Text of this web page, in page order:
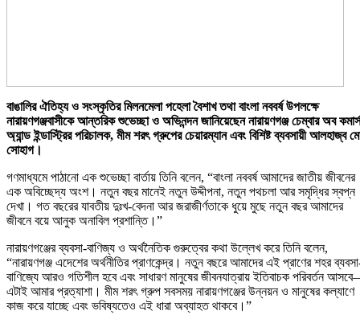
বাঙালির ঐতিহ্য ও সংস্কৃতির মিলনমেলা পহেলা বৈশাখ তথা বাংলা নববর্ষ উপলক্ষে
নারায়ণগঞ্জবাসীকে আন্তরিক শুভেচ্ছা ও অভিনন্দন জানিয়েছেন নারায়ণগঞ্জ চেম্বার অব কমার্স
অ্যান্ড ইন্ডাস্ট্রির পরিচালক, মীম শরৎ গ্রুপের চেয়ারম্যান এবং বিশিষ্ট ব্যবসায়ী আলহাজ্ব
সোহাগ।
গণমাধ্যমে পাঠানো এক শুভেচ্ছা বার্তায় তিনি বলেন, “বাংলা নববর্ষ আমাদের জাতীয় জীবনের
এক অবিচ্ছেদ্য অংশ। নতুন বছর মানেই নতুন উদ্দীপনা, নতুন পথচলা আর সমৃদ্ধির স্বপ্ন
দেখা। গত বছরের যাবতীয় দুঃখ-বেদনা আর জরাজীর্ণতাকে ধুয়ে মুছে নতুন বছর আমাদের
জীবনে বয়ে আনুক অনাবিল প্রশান্তি।”
নারায়ণগঞ্জের ব্যবসা-বাণিজ্য ও অর্থনৈতিক গুরুত্বের কথা উল্লেখ করে তিনি বলেন,
“নারায়ণগঞ্জ এদেশের অর্থনীতির প্রাণকেন্দ্র। নতুন বছরে আমাদের এই প্রাণের শহর
বাণিজ্যে আরও গতিশীল হবে এবং সাধারণ মানুষের জীবনযাত্রায় ইতিবাচক পরিবর্তন
এটাই আমার প্রত্যাশা। মীম শরৎ গ্রুপ সবসময় নারায়ণগঞ্জের উন্নয়ন ও মানুষের কল্যাণে
কাজ করে যাচ্ছে এবং ভবিষ্যতেও এই ধারা অব্যাহত থাকবে।”